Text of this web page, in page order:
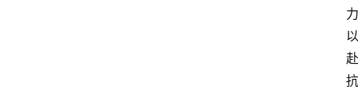
力
以
赴
抗